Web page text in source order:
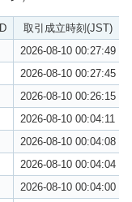
取引成立時刻(JST)
2026-08-10 00:27:49
2026-08-10 00:27:45
2026-08-10 00:26:15
2026-08-10 00:04:11
2026-08-10 00:04:08
2026-08-10 00:04:04
2026-08-10 00:04:00